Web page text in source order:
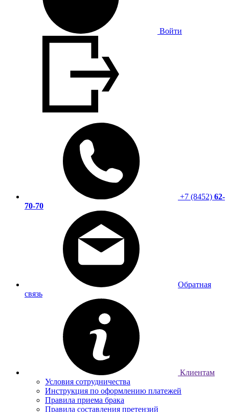
Войти
+7 (8452) 62-
70-70
Обратная
связь
Клиентам
Условия сотрудничества
Инструкция по оформлению платежей
Правила приема брака
Правила составления претензий